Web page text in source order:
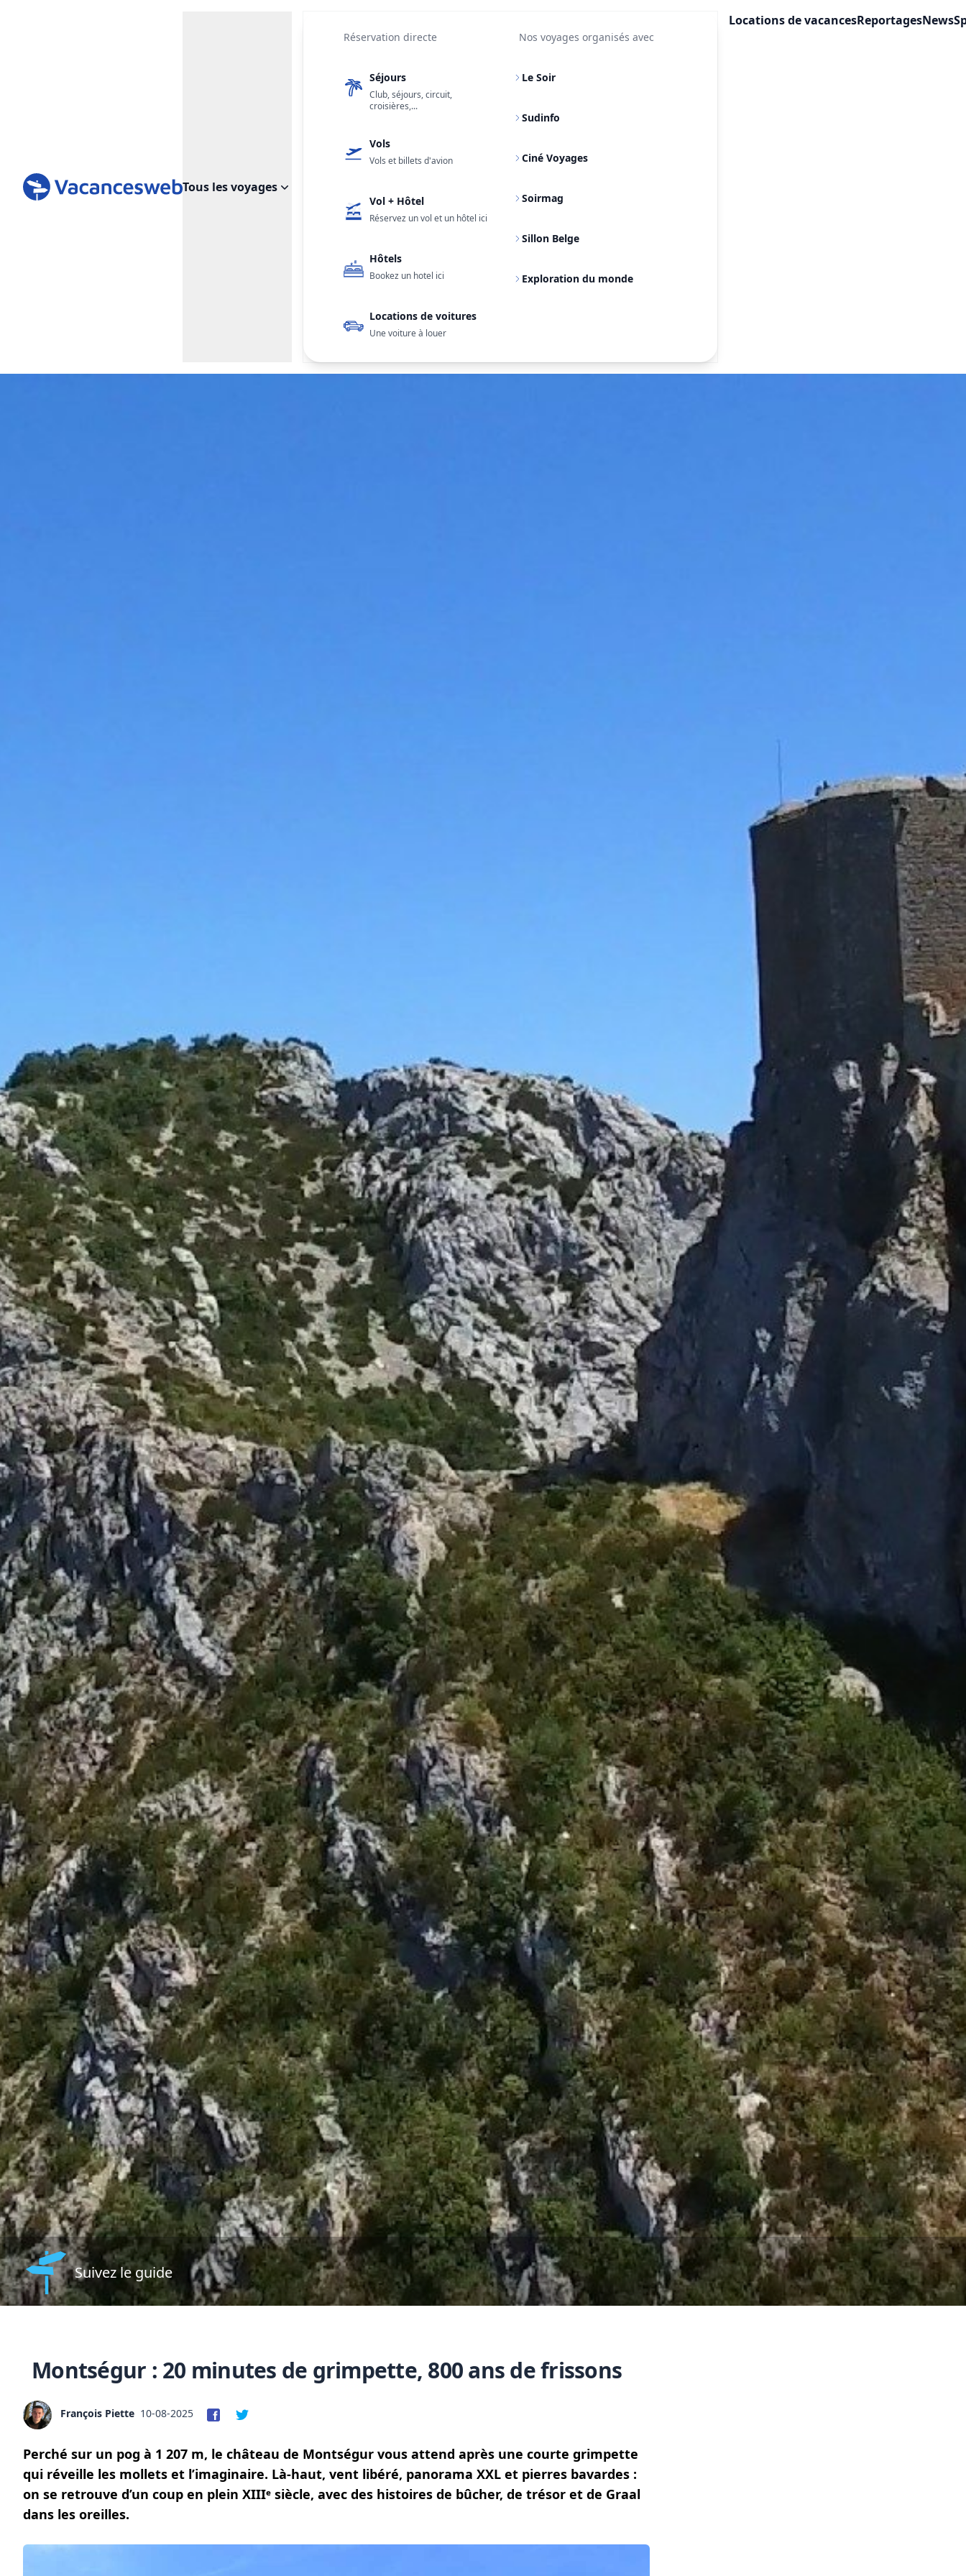
Tous les voyages
Réservation directe
Séjours
Club, séjours, circuit,
croisières,...
Vols
Vols et billets d'avion
Vol + Hôtel
Réservez un vol et un hôtel ici
Hôtels
Bookez un hotel ici
Locations de voitures
Une voiture à louer
Nos voyages organisés avec
Le Soir
Sudinfo
Ciné Voyages
Soirmag
Sillon Belge
Exploration du monde
Locations de vacancesReportagesNews
Suivez le guide
Montségur : 20 minutes de grimpette, 800 ans de frissons
François Piette 10-08-2025
Perché sur un pog à 1 207 m, le château de Montségur vous attend après une courte grimpette
qui réveille les mollets et l’imaginaire. Là-haut, vent libéré, panorama XXL et pierres bavardes :
on se retrouve d’un coup en plein XIIIᵉ siècle, avec des histoires de bûcher, de trésor et de Graal
dans les oreilles.